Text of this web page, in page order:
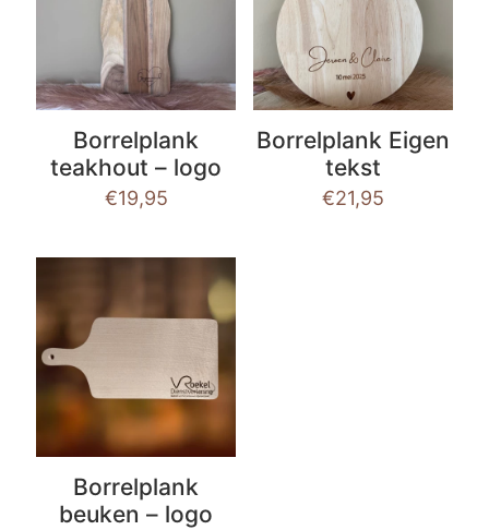
Borrelplank
teakhout – logo
€19,95
Borrelplank Eigen
tekst
€21,95
Borrelplank
beuken – logo